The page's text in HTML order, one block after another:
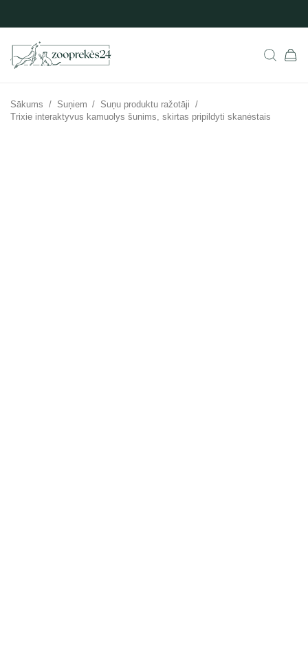
Sākums / Suņiem / Suņu produktu ražotāji /
Trixie interaktyvus kamuolys šunims, skirtas pripildyti skanėstais